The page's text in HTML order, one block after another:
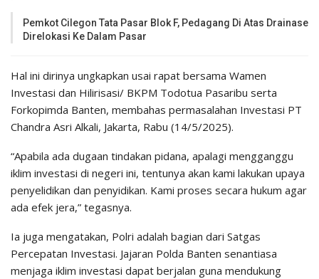
Pemkot Cilegon Tata Pasar Blok F, Pedagang Di Atas Drainase
Direlokasi Ke Dalam Pasar
Hal ini dirinya ungkapkan usai rapat bersama Wamen
Investasi dan Hilirisasi/ BKPM Todotua Pasaribu serta
Forkopimda Banten, membahas permasalahan Investasi PT
Chandra Asri Alkali, Jakarta, Rabu (14/5/2025).
“Apabila ada dugaan tindakan pidana, apalagi mengganggu
iklim investasi di negeri ini, tentunya akan kami lakukan upaya
penyelidikan dan penyidikan. Kami proses secara hukum agar
ada efek jera,” tegasnya.
Ia juga mengatakan, Polri adalah bagian dari Satgas
Percepatan Investasi. Jajaran Polda Banten senantiasa
menjaga iklim investasi dapat berjalan guna mendukung